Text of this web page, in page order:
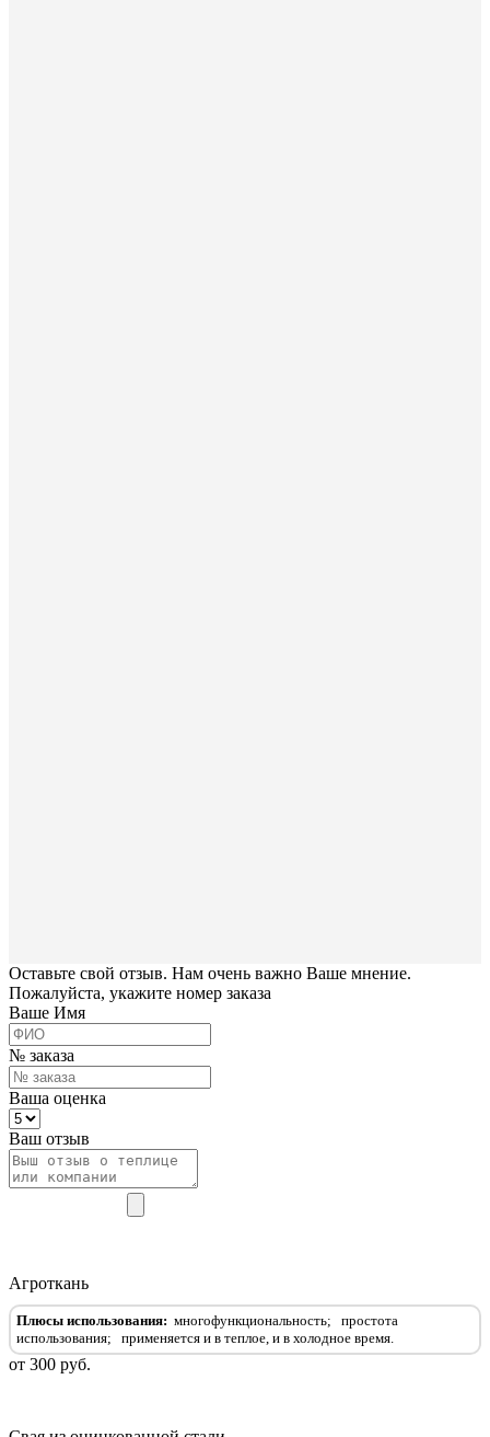
Оставьте свой отзыв. Нам очень важно Ваше мнение.
Пожалуйста, укажите номер заказа
Ваше Имя
№ заказа
Ваша оценка
Ваш отзыв
Агроткань
Плюсы использования: многофункциональность;
простота
использования; применяется и в теплое, и в холодное время
от 300 руб.